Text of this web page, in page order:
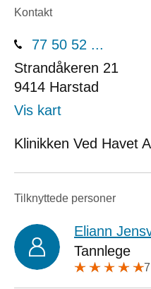
Kontakt
77 50 52 ...
Strandåkeren 21
9414 Harstad
Vis kart
Klinikken Ved Havet
Tilknyttede personer
Eliann
Tannlege